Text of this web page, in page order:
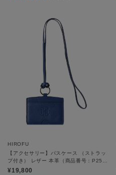
HIROFU
【アクセサリー】パスケース （ストラッ
プ付き） レザー 本革（商品番号：P25-
50013）
¥19,800